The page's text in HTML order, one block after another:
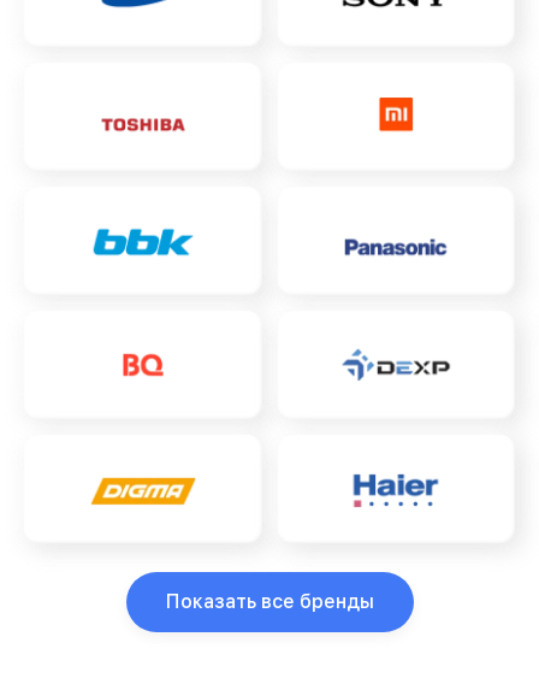
Показать все бренды